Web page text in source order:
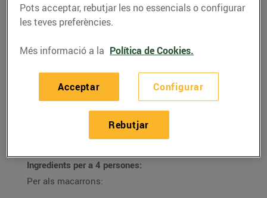
Macarrons al pesto
vermell
Ingredients per a 4 persones:
Per als macarrons:
Pots acceptar, rebutjar les no essencials o configurar
les teves preferències.
Més informació a la Política de Cookies.
Configurar
Rebutjar
Acceptar